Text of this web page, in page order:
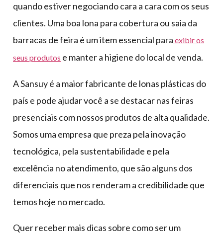
quando estiver negociando cara a cara com os seus
clientes. Uma boa lona para cobertura ou saia da
barracas de feira é um item essencial para exibir os
seus produtos e manter a higiene do local de venda.
A Sansuy é a maior fabricante de lonas plásticas do
país e pode ajudar você a se destacar nas feiras
presenciais com nossos produtos de alta qualidade.
Somos uma empresa que preza pela inovação
tecnológica, pela sustentabilidade e pela
excelência no atendimento, que são alguns dos
diferenciais que nos renderam a credibilidade que
temos hoje no mercado.
Quer receber mais dicas sobre como ser um